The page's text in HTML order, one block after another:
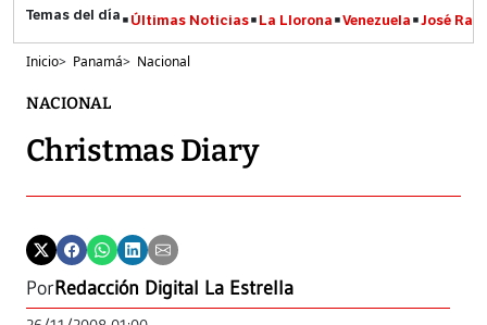
Últimas Noticias La Llorona Venezuela José
Inicio> Panamá> Nacional
NACIONAL
Christmas Diary
PorRedacción Digital La Estrella